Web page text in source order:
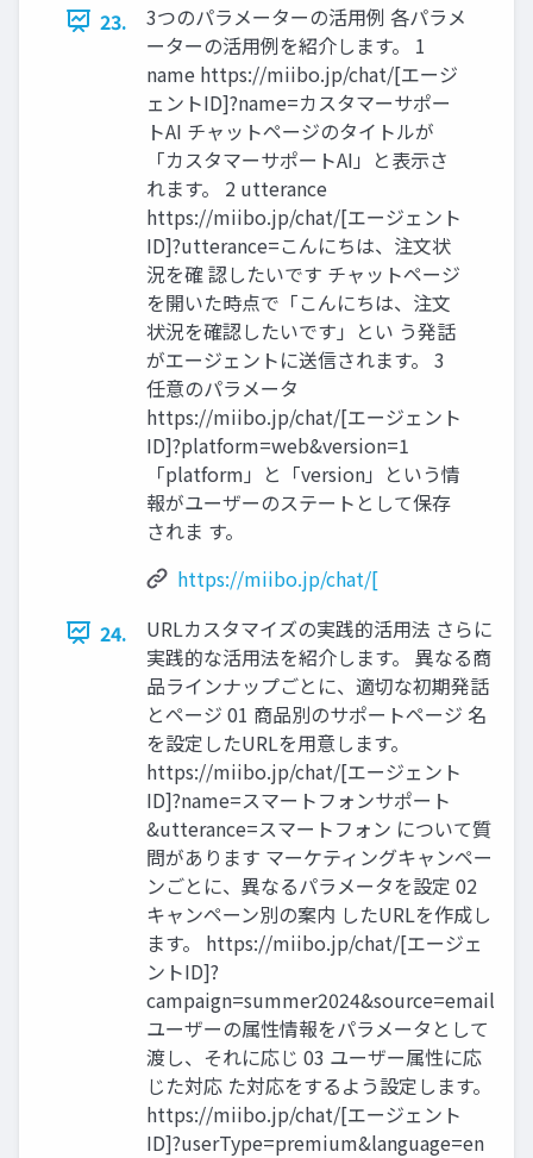
23.
3つのパラメーターの活用例 各パラメ
ーターの活用例を紹介します。 1
name https://miibo.jp/chat/[エージ
ェントID]?name=カスタマーサポー
トAI チャットページのタイトルが
「カスタマーサポートAI」と表示さ
れます。 2 utterance
https://miibo.jp/chat/[エージェント
ID]?utterance=こんにちは、注文状
況を確 認したいです チャットページ
を開いた時点で「こんにちは、注文
状況を確認したいです」とい う発話
がエージェントに送信されます。 3
任意のパラメータ
https://miibo.jp/chat/[エージェント
ID]?platform=web&version=1
「platform」と「version」という情
報がユーザーのステートとして保存
されま す。
https://miibo.jp/chat/[
24.
URLカスタマイズの実践的活用法 さらに
実践的な活用法を紹介します。 異なる商
品ラインナップごとに、適切な初期発話
とページ 01 商品別のサポートページ 名
を設定したURLを用意します。
https://miibo.jp/chat/[エージェント
ID]?name=スマートフォンサポート
&utterance=スマートフォン について質
問があります マーケティングキャンペー
ンごとに、異なるパラメータを設定 02
キャンペーン別の案内 したURLを作成し
ます。 https://miibo.jp/chat/[エージェ
ントID]?
campaign=summer2024&source=email
ユーザーの属性情報をパラメータとして
渡し、それに応じ 03 ユーザー属性に応
じた対応 た対応をするよう設定します。
https://miibo.jp/chat/[エージェント
ID]?userType=premium&language=en